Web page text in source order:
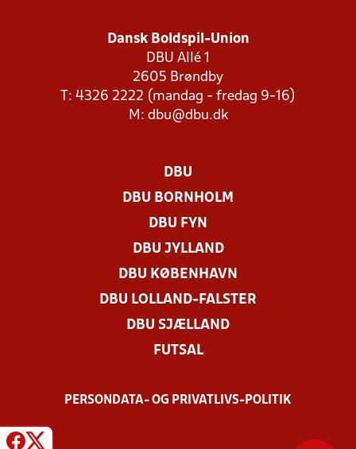
Dansk Boldspil-Union
DBU Allé 1
2605 Brøndby
T: 4326 2222 (mandag - fredag 9-16)
M: dbu@dbu.dk
DBU
DBU BORNHOLM
DBU FYN
DBU JYLLAND
DBU KØBENHAVN
DBU LOLLAND-FALSTER
DBU SJÆLLAND
FUTSAL
PERSONDATA- OG PRIVATLIVS-POLITIK